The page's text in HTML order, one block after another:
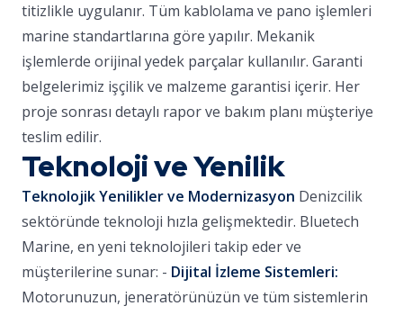
titizlikle uygulanır. Tüm kablolama ve pano işlemleri
marine standartlarına göre yapılır. Mekanik
işlemlerde orijinal yedek parçalar kullanılır. Garanti
belgelerimiz işçilik ve malzeme garantisi içerir. Her
proje sonrası detaylı rapor ve bakım planı müşteriye
teslim edilir.
Teknoloji ve Yenilik
Teknolojik Yenilikler ve Modernizasyon Denizcilik
sektöründe teknoloji hızla gelişmektedir. Bluetech
Marine, en yeni teknolojileri takip eder ve
müşterilerine sunar: - Dijital İzleme Sistemleri:
Motorunuzun, jeneratörünüzün ve tüm sistemlerin